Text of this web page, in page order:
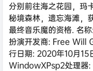
分别前往海之花园，玛
秘境森林，遗忘海滩，
最终音乐魔的资格. 名
扮演开发商: Free Will
行日期: 2020年10月15
WindowXPsp2处理器